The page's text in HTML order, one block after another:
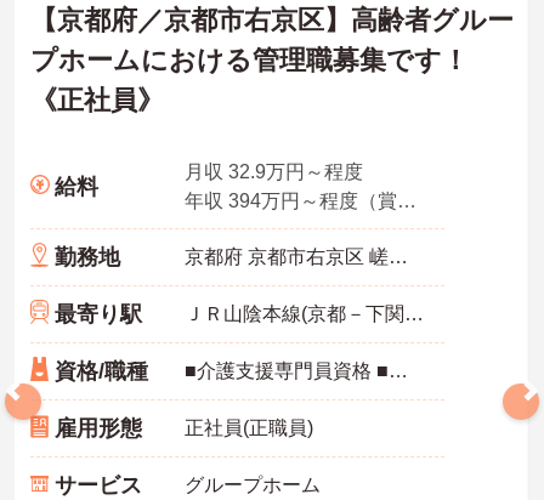
【京都府／京都市右京区】高齢者グルー
プホームにおける管理職募集です！
《正社員》
給料
月収 32.9万円～程度
年収 394万円～程度（賞与別）
勤務地 京都府 京都市右京区 嵯峨天龍寺椎野町12番
最寄り駅 ＪＲ山陰本線(京都－下関)「嵯峨嵐山駅」徒歩8分
資格/職種 ■介護支援専門員資格 ■普通自動車運転免許(AT限定可)
雇用形態 正社員(正職員)
サービス グループホーム